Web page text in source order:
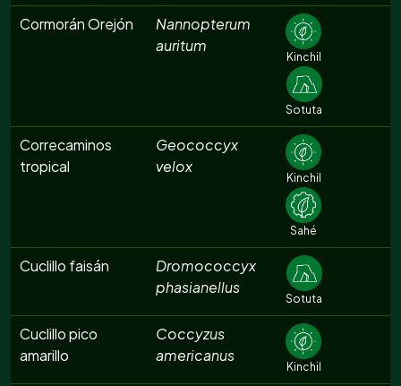
Cormorán Orejón
Nannopterum
auritum
Kinchil
Sotuta
Correcaminos
tropical
Geococcyx
velox
Kinchil
Sahé
Cuclillo faisán
Dromococcyx
phasianellus
Sotuta
Cuclillo pico
amarillo
Coccyzus
americanus
Kinchil